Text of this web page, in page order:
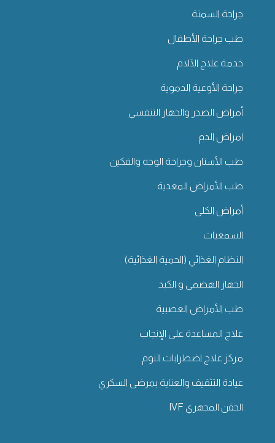
جراحة السمنة
طب جراحة الأطفال
خدمة علاج الآلام
جراحة الأوعية الدموية
أمراض الصدر والجهاز التنفسي
امراض الدم
طب الأسنان وجراحة الوجه والفكين
طب الأمراض المعدية
أمراض الكلى
السمعيات
النظام الغذائي (الحمية الغذائية)
الجهاز الهضمي و الكبد
طب الأمراض العصبية
علاج المساعدة على الإنجاب
مركز علاج اضطرابات النوم
عيادة التثقيف والعناية بمرضى السكري
الحقن المجهري IVF